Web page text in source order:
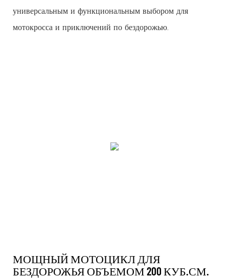
универсальным и функциональным выбором для
мотокросса и приключений по бездорожью.
МОЩНЫЙ МОТОЦИКЛ ДЛЯ
БЕЗДОРОЖЬЯ ОБЪЕМОМ 200 КУБ.СМ.